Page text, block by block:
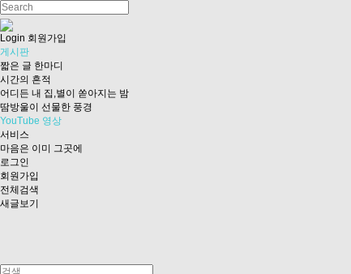
Login 회원가입
게시판
짧은 글 한마디
시간의 흔적
어디든 내 집,별이 쏟아지는 밤
땀방울이 선물한 풍경
YouTube 영상
서비스
마음은 이미 그곳에
로그인
회원가입
전체검색
새글보기